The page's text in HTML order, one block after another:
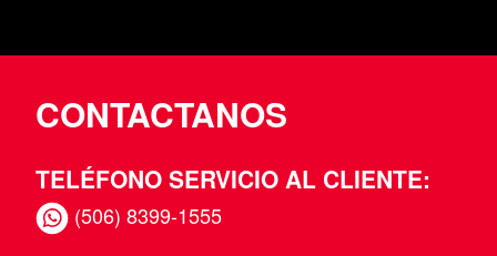
CONTACTANOS
TELÉFONO SERVICIO AL CLIENTE:
(506) 8399-1555